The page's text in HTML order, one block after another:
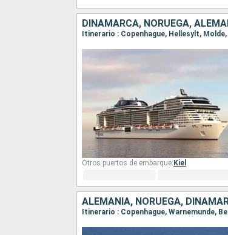
DINAMARCA, NORUEGA,
Itinerario : Copenhague, Hellesylt,
Otros puertos de embarque: Kiel
ALEMANIA, NORUEGA,
Itinerario : Copenhague, Warnemunde,